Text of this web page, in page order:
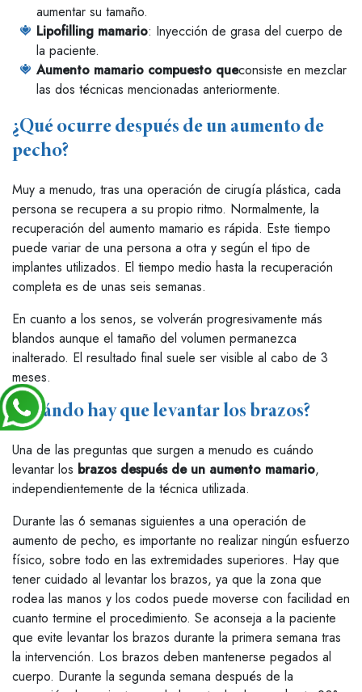
aumentar su tamaño.
Lipofilling mamario: Inyección de grasa del cuerpo de
la paciente.
Aumento mamario compuesto queconsiste en mezclar
las dos técnicas mencionadas anteriormente.
¿Qué ocurre después de un aumento de
pecho?
Muy a menudo, tras una operación de cirugía plástica, cada
persona se recupera a su propio ritmo. Normalmente, la
recuperación del aumento mamario es rápida. Este tiempo
puede variar de una persona a otra y según el tipo de
implantes utilizados. El tiempo medio hasta la recuperación
completa es de unas seis semanas.
En cuanto a los senos, se volverán progresivamente más
blandos aunque el tamaño del volumen permanezca
inalterado. El resultado final suele ser visible al cabo de 3
meses.
¿Cuándo hay que levantar los brazos?
Una de las preguntas que surgen a menudo es cuándo
levantar los brazos después de un aumento mamario,
independientemente de la técnica utilizada.
Durante las 6 semanas siguientes a una operación de
aumento de pecho, es importante no realizar ningún esfuerzo
físico, sobre todo en las extremidades superiores. Hay que
tener cuidado al levantar los brazos, ya que la zona que
rodea las manos y los codos puede moverse con facilidad en
cuanto termine el procedimiento. Se aconseja a la paciente
que evite levantar los brazos durante la primera semana tras
la intervención. Los brazos deben mantenerse pegados al
cuerpo. Durante la segunda semana después de la